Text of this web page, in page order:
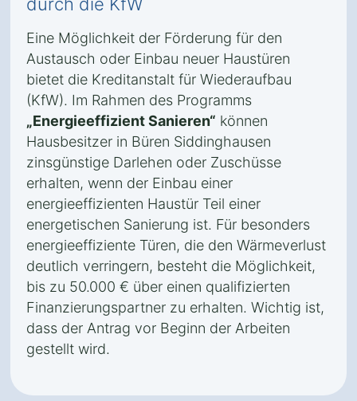
Eine Möglichkeit der Förderung für den
Austausch oder Einbau neuer Haustüren
bietet die Kreditanstalt für Wiederaufbau
(KfW). Im Rahmen des Programms
„Energieeffizient Sanieren“ können
Hausbesitzer in Büren Siddinghausen
zinsgünstige Darlehen oder Zuschüsse
erhalten, wenn der Einbau einer
energieeffizienten Haustür Teil einer
energetischen Sanierung ist. Für besonders
energieeffiziente Türen, die den Wärmeverlust
deutlich verringern, besteht die Möglichkeit,
bis zu 50.000 € über einen qualifizierten
Finanzierungspartner zu erhalten. Wichtig ist,
dass der Antrag vor Beginn der Arbeiten
gestellt wird.